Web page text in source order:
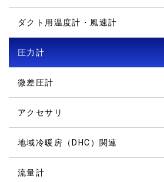
ダクト用温度計・風速計
圧力計
微差圧計
アクセサリ
地域冷暖房（DHC）関連
流量計